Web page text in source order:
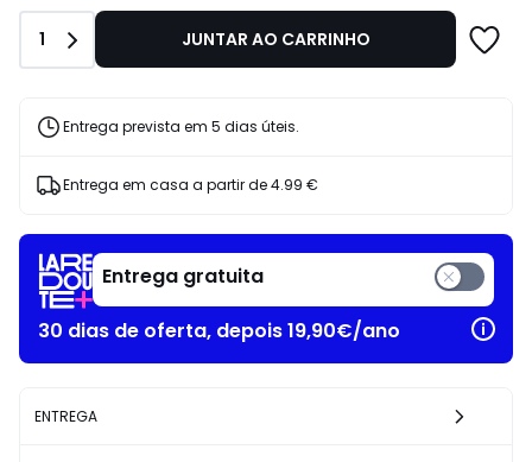
89.99
€
de
desconto
Quantidade
1 JUNTAR AO CARRINHO
Entrega prevista em 5 dias úteis.
Entrega em casa a partir de4.99 €
Entrega gratuita
30 dias de oferta, depois 19,90€/ano
ENTREGA